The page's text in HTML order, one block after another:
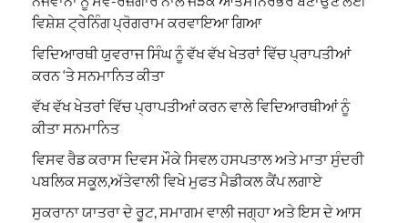
ਵਿਸ਼ੇਸ਼ ਟ੍ਰੇਨਿੰਗ ਪ੍ਰੋਗਰਾਮ ਕਰਵਾਇਆ ਗਿਆ
ਵਿਦਿਆਰਥੀ ਯੁਵਰਾਜ ਸਿੰਘ ਨੂੰ ਵੱਖ ਵੱਖ ਖੇਤਰਾਂ ਵਿੱਚ ਪ੍ਰਾਪਤੀਆਂ
ਕਰਨ ‘ਤੇ ਸਨਮਾਨਿਤ ਕੀਤਾ
ਵੱਖ ਵੱਖ ਖੇਤਰਾਂ ਵਿੱਚ ਪ੍ਰਾਪਤੀਆਂ ਕਰਨ ਵਾਲੇ ਵਿਦਿਆਰਥੀਆਂ ਨੂੰ
ਕੀਤਾ ਸਨਮਾਨਿਤ
ਵਿਸਵ ਰੈਡ ਕਰਾਸ ਦਿਵਸ ਮੌਕੇ ਸਿਵਲ ਹਸਪਤਾਲ ਅਤੇ ਮਾਤਾ ਸੁੰਦਰੀ
ਪਬਲਿਕ ਸਕੂਲ,ਅੱਤੇਵਾਲੀ ਵਿਖੇ ਮੁਫਤ ਮੈਡੀਕਲ ਕੈਂਪ ਲਗਾਏ
ਸੁਕਰਾਨਾ ਯਾਤਰਾ ਦੇ ਰੂਟ, ਸਮਾਗਮ ਵਾਲੀ ਜਗ੍ਹਾ ਅਤੇ ਇਸ ਦੇ ਆਸ